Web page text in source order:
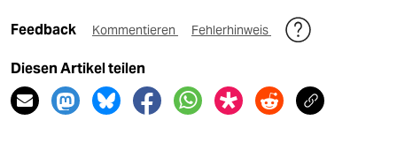
Feedback Kommentieren Fehlerhinweis
Diesen Artikel teilen